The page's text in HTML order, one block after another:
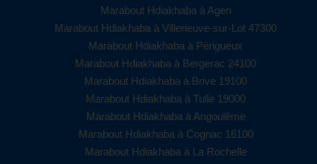
Marabout Hdiakhaba à Agen
Marabout Hdiakhaba à Villeneuve-sur-Lot 47300
Marabout Hdiakhaba à Périgueux
Marabout Hdiakhaba à Bergerac 24100
Marabout Hdiakhaba à Brive 19100
Marabout Hdiakhaba à Tulle 19000
Marabout Hdiakhaba à Angoulême
Marabout Hdiakhaba à Cognac 16100
Marabout Hdiakhaba à La Rochelle